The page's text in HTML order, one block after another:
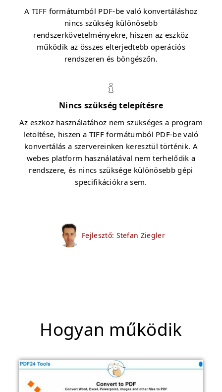
A TIFF formátumból PDF-be való konvertáláshoz
nincs szükség különösebb
rendszerkövetelményekre, hiszen az eszköz
működik az összes elterjedtebb operációs
rendszeren és böngészőn.
Nincs szükség telepítésre
Az eszköz használatához nem szükséges a program
letöltése, hiszen a TIFF formátumból PDF-be való
konvertálás a szervereinken keresztül történik. A
webes platform használatával nem terhelődik a
rendszere, és nincs szüksége különösebb gépi
specifikációkra sem.
Fejlesztő: Stefan Ziegler
Hogyan működik